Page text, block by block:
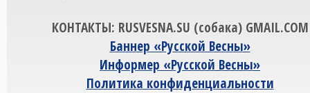
КОНТАКТЫ: RUSVESNA.SU (собака) GMAIL.COM
Баннер «Русской Весны»
Информер «Русской Весны»
Политика конфиденциальности